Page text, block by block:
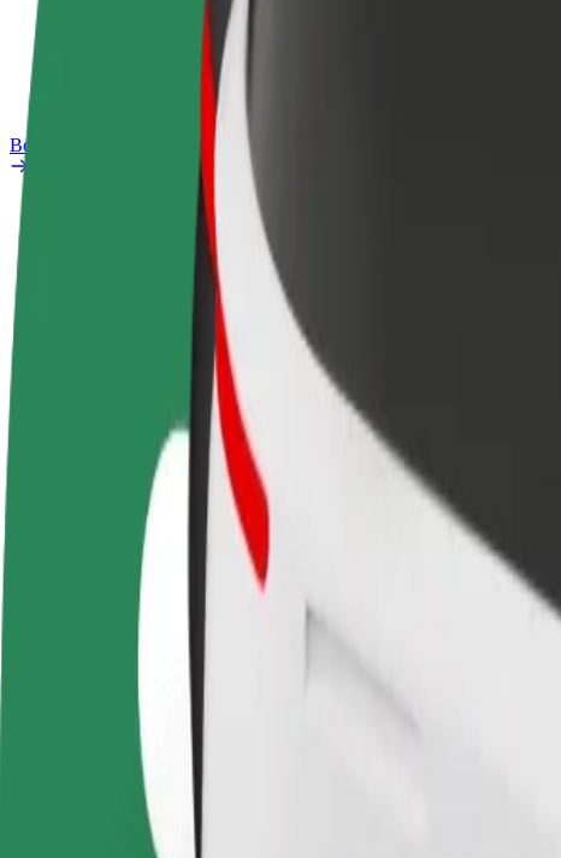
Informar de un problema
Preguntas frecuentes
Bolt Plus
Colaborar como conductor
Gana dinero colaborando
Colaborar como repartidor
Repartí comida y cobrá todas las
Cómo ir de Terminal 2 Gdansk Lech Walesa Airport a
¿Buscás la mejor forma de ir de Terminal 2 Gdansk Lech Walesa
Terminal 2 Gdansk Lech Walesa Airport
Parking Sopot Molo
Comodidad y confort a un botón de distancia
Viajes fiables en coches estándar de tamaño medio.